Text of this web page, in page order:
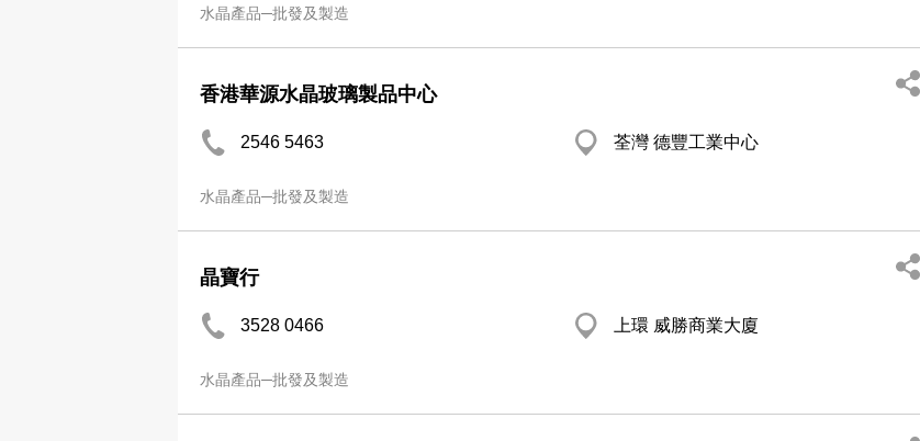
水晶產品─批發及製造
香港華源水晶玻璃製品中心
2546 5463 荃灣 德豐工業中心
水晶產品─批發及製造
晶寶行
3528 0466 上環 威勝商業大廈
水晶產品─批發及製造